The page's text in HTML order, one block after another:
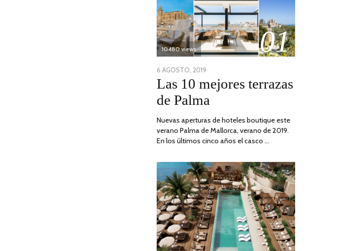
01
10480 views
POSTED
ON
6 AGOSTO, 2019
AGOSTO,
2019
Las 10 mejores terrazas
de Palma
Nuevas aperturas de hoteles boutique este
verano Palma de Mallorca, verano de 2019.
En los últimos cinco años el casco …